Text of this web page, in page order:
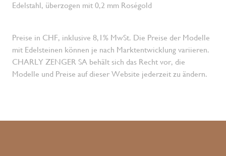
Edelstahl, überzogen mit 0,2 mm Roségold
Preise in CHF, inklusive 8,1% MwSt. Die Preise der Modelle
mit Edelsteinen können je nach Marktentwicklung variieren.
CHARLY ZENGER SA behält sich das Recht vor, die
Modelle und Preise auf dieser Website jederzeit zu ändern.